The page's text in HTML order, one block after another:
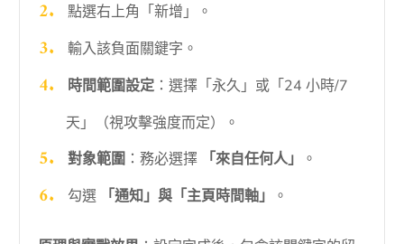
點選右上角「新增」。
輸入該負面關鍵字。
時間範圍設定：選擇「永久」或「24 小時/7
天」（視攻擊強度而定）。
對象範圍 ：務必選擇 「來自任何人」
。
勾選
「通知」與「主頁時間軸」 。